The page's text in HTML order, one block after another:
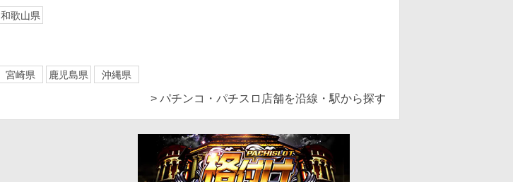
和歌山県
宮崎県 鹿児島県 沖縄県
> パチンコ・パチスロ店舗を沿線・駅から探す